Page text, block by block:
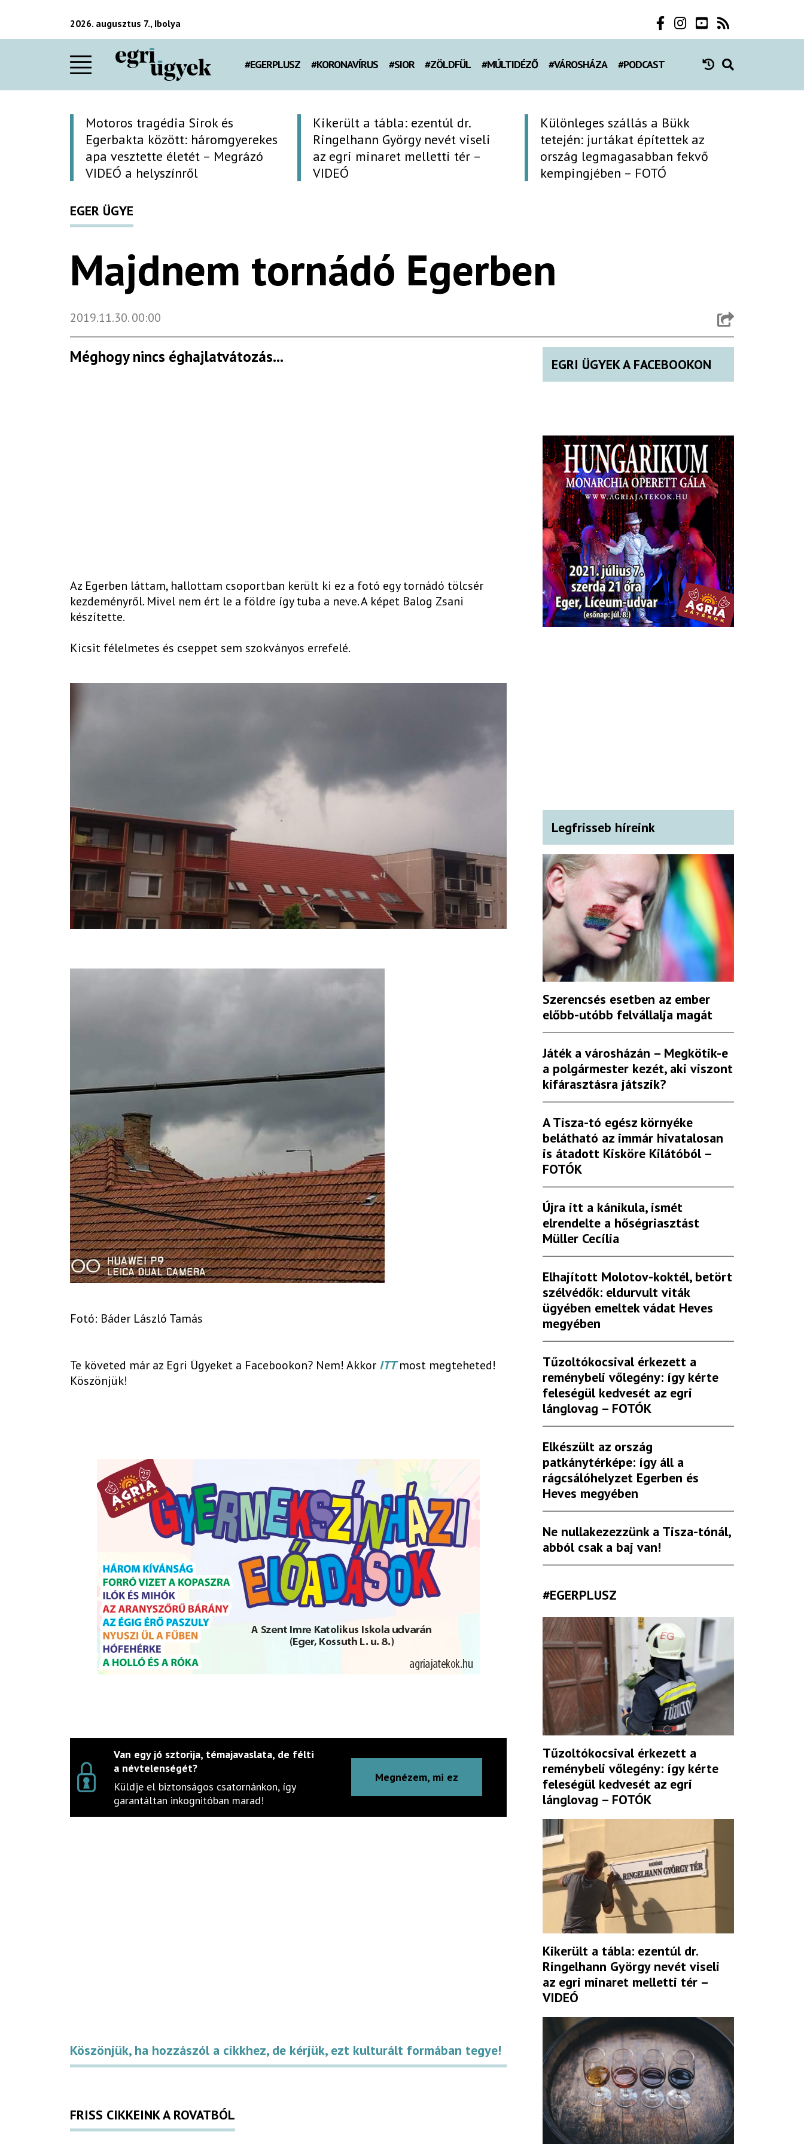
2026. augusztus 7., Ibolya
#EGERPLUSZ #KORONAVÍRUS #SIOR #ZÖLDFÜL #MÚLTIDÉZŐ #VÁROSHÁZA #PODCAST
Motoros tragédia Sirok és
Egerbakta között: háromgyerekes
apa vesztette életét – Megrázó
VIDEÓ a helyszínről
Kikerült a tábla: ezentúl dr.
Ringelhann György nevét viseli
az egri minaret melletti tér –
VIDEÓ
Különleges szállás a Bükk
tetején: jurtákat építettek az
ország legmagasabban fekvő
kempingjében – FOTÓ
EGER ÜGYE
Majdnem tornádó Egerben
2019.11.30.00:00
Méghogy nincs éghajlatvátozás...
Az Egerben láttam, hallottam csoportban került ki ez a fotó egy tornádó tölcsér
kezdeményről. Mivel nem ért le a földre így tuba a neve. A képet Balog Zsani
készítette.
Kicsit félelmetes és cseppet sem szokványos errefelé.
Fotó: Báder László Tamás
Te követed már az Egri Ügyeket a Facebookon? Nem! Akkor ITTmost megteheted!
Köszönjük!
Van egy jó sztorija, témajavaslata, de félti
a névtelenségét?
Küldje el biztonságos csatornánkon, így
garantáltan inkognitóban marad!
Megnézem, mi ez
Köszönjük, ha hozzászól a cikkhez, de kérjük, ezt kulturált formában tegye!
FRISS CIKKEINK A ROVATBÓL
EGRI ÜGYEK A FACEBOOKON
Legfrisseb híreink
Szerencsés esetben az ember
előbb-utóbb felvállalja magát
Játék a városházán – Megkötik-e
a polgármester kezét, aki viszont
kifárasztásra játszik?
A Tisza-tó egész környéke
belátható az immár hivatalosan
is átadott Kisköre Kilátóból –
FOTÓK
Újra itt a kánikula, ismét
elrendelte a hőségriasztást
Müller Cecília
Elhajított Molotov-koktél, betört
szélvédők: eldurvult viták
ügyében emeltek vádat Heves
megyében
Tűzoltókocsival érkezett a
reménybeli vőlegény: így kérte
feleségül kedvesét az egri
lánglovag – FOTÓK
Elkészült az ország
patkánytérképe: így áll a
rágcsálóhelyzet Egerben és
Heves megyében
Ne nullakezezzünk a Tisza-tónál,
abból csak a baj van!
#EGERPLUSZ
Tűzoltókocsival érkezett a
reménybeli vőlegény: így kérte
feleségül kedvesét az egri
lánglovag – FOTÓK
Kikerült a tábla: ezentúl dr.
Ringelhann György nevét viseli
az egri minaret melletti tér –
VIDEÓ